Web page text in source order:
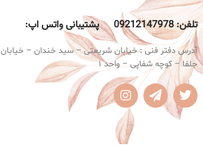
تلفن: 09212147978 پشتیبانی واتس اپ:
آدرس دفتر فنی : خیابان شریعتی – سید خندان – خیابان
جلفا – کوچه شفاپی – واحد 1